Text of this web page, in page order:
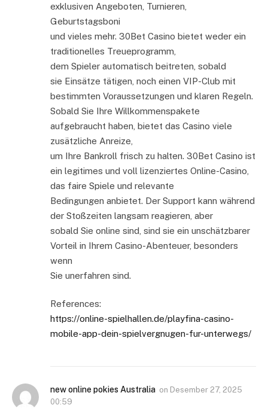
exklusiven Angeboten, Turnieren,
Geburtstagsboni
und vieles mehr. 30Bet Casino bietet weder ein
traditionelles Treueprogramm,
dem Spieler automatisch beitreten, sobald
sie Einsätze tätigen, noch einen VIP-Club mit
bestimmten Voraussetzungen und klaren Regeln.
Sobald Sie Ihre Willkommenspakete
aufgebraucht haben, bietet das Casino viele
zusätzliche Anreize,
um Ihre Bankroll frisch zu halten. 30Bet Casino ist
ein legitimes und voll lizenziertes Online-Casino,
das faire Spiele und relevante
Bedingungen anbietet. Der Support kann während
der Stoßzeiten langsam reagieren, aber
sobald Sie online sind, sind sie ein unschätzbarer
Vorteil in Ihrem Casino-Abenteuer, besonders
wenn
Sie unerfahren sind.
References:
https://online-spielhallen.de/playfina-casino-
mobile-app-dein-spielvergnugen-fur-unterwegs/
new online pokies Australia on Desember 27, 2025
00:59